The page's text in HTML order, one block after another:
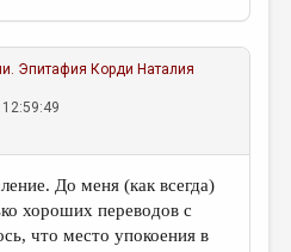
Эпитафия Корди Наталия
До меня (как всегда)
хороших переводов с
что место упокоения в